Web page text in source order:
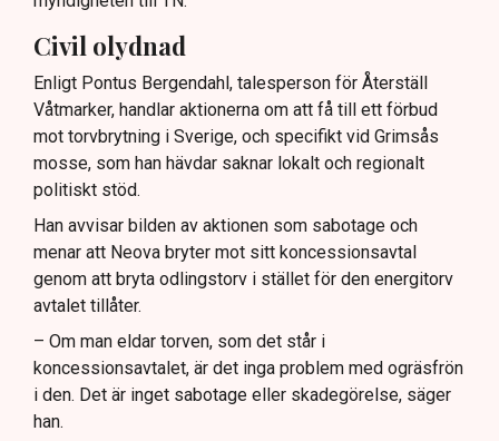
Civil olydnad
Enligt Pontus Bergendahl, talesperson för Återställ
Våtmarker, handlar aktionerna om att få till ett förbud
mot torvbrytning i Sverige, och specifikt vid Grimsås
mosse, som han hävdar saknar lokalt och regionalt
politiskt stöd.
Han avvisar bilden av aktionen som sabotage och
menar att Neova bryter mot sitt koncessionsavtal
genom att bryta odlingstorv i stället för den energitorv
avtalet tillåter.
– Om man eldar torven, som det står i
koncessionsavtalet, är det inga problem med ogräsfrön
i den. Det är inget sabotage eller skadegörelse, säger
han.